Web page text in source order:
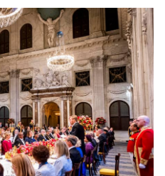
en Koningin Máxima